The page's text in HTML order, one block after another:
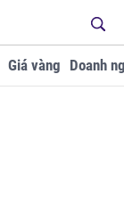
Giá vàng Doanh